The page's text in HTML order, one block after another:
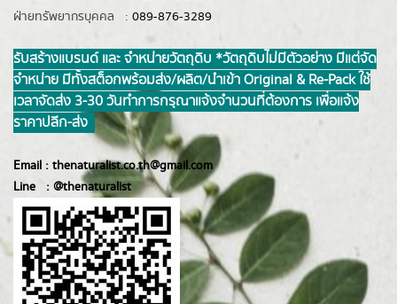
ฝ่ายทรัพยากรบุคคล : 089-876-3289
รับสร้างแบรนด์ และ จำหน่ายวัตถุดิบ *วัตถุดิบไม่มีตัวอย่าง มีแต่จัด
จำหน่าย มีทั้งสต็อกพร้อมส่ง/ผลิต/นำเข้า Original & Re-Pack ใช้
เวลาจัดส่ง 3-30 วันทำการ กรุณาแจ้งจำนวนที่ต้องการ เพื่อแจ้ง
ราคาปลีก-ส่ง
Email : thenaturalist.co.th@gmail.com
Line : @thenaturalist